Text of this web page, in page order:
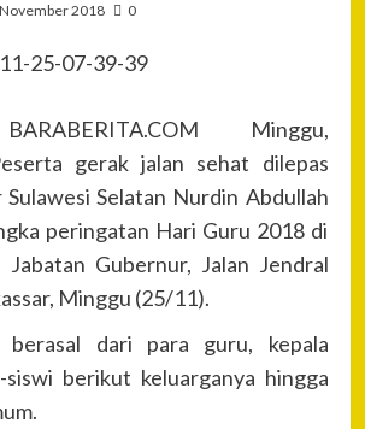
2018 0
Minggu,
gerak jalan sehat dilepas
Selatan Nurdin Abdullah
peringatan Hari Guru 2018 di
Jabatan Gubernur, Jalan Jendral
Minggu (25/11).
berasal dari para guru, kepala
siswi berikut keluarganya hingga